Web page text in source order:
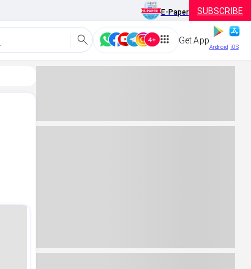
E-Paper SUBSCRIBE
Get App
Android iOS